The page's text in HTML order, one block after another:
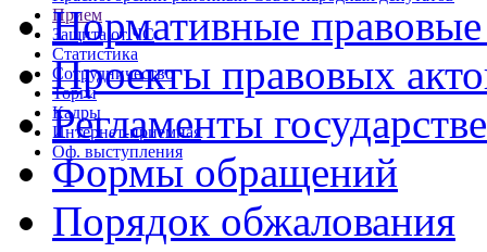
Прием
Защита от ЧС
Статистика
Сотрудничество
Торги
Кадры
Интернет-приемная
Оф. выступления
Нормативные
Проекты правовых
Регламенты
Формы обращений
Порядок обжалования